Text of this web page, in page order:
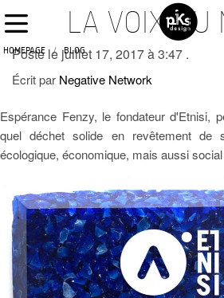
HOMEPAGE / BLOG
LA VOIX DU
Posté le juillet 17, 2017 à 3:47 .
Écrit par Negative Network
Espérance Fenzy, le fondateur d'Etnisi,
quel déchet solide en revêtement de
écologique, économique, mais aussi